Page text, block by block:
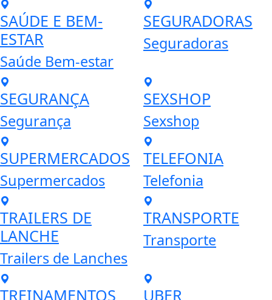
SAÚDE E BEM-
ESTAR
Saúde Bem-estar
SEGURADORAS
Seguradoras
SEGURANÇA
Segurança
SEXSHOP
Sexshop
SUPERMERCADOS
Supermercados
TELEFONIA
Telefonia
TRAILERS DE
LANCHE
Trailers de Lanches
TRANSPORTE
Transporte
TREINAMENTOS UBER